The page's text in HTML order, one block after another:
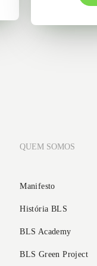
QUEM SOMOS
Manifesto
História BLS
BLS Academy
BLS Green Project